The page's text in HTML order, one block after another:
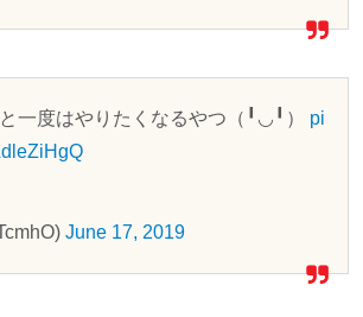
一度はやりたくなるやつ（╹◡╹） pi
June 17, 2019